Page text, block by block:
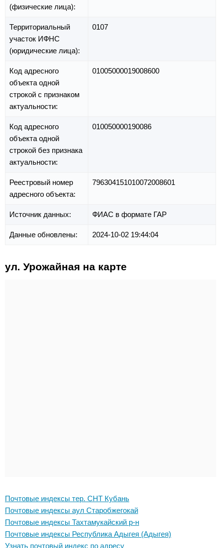
(физические лица):
Территориальный
участок ИФНС
(юридические лица):
0107
Код адресного
объекта одной
строкой с признаком
актуальности:
01005000019008600
Код адресного
объекта одной
строкой без признака
актуальности:
010050000190086
Реестровый номер
адресного объекта:
796304151010072008601
Источник данных: ФИАС в формате ГАР
Данные обновлены: 2024-10-02 19:44:04
ул. Урожайная на карте
Почтовые индексы тер. СНТ Кубань
Почтовые индексы аул Старобжегокай
Почтовые индексы Тахтамукайский р-н
Почтовые индексы Республика Адыгея (Адыгея)
Узнать почтовый индекс по адресу